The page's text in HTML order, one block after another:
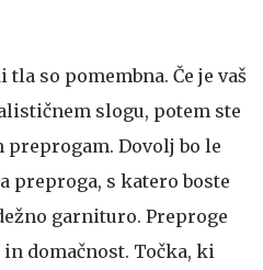
tla so pomembna. Če je vaš
slogu, potem ste
Dovolj bo le
preproga, s katero boste
garnituro. Preproge
domačnost. Točka, ki